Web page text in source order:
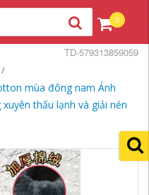
0
mùa đông nam Ánh
thấu lạnh và giải nén
TD-579313859059